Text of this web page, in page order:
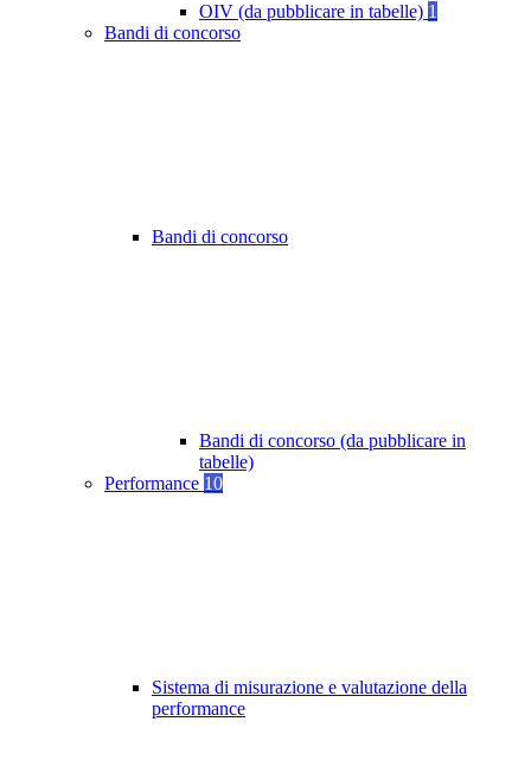
OIV (da pubblicare in tabelle) 1
Bandi di concorso
Bandi di concorso
Bandi di concorso (da pubblicare in
tabelle)
Performance 10
Sistema di misurazione e valutazione della
performance